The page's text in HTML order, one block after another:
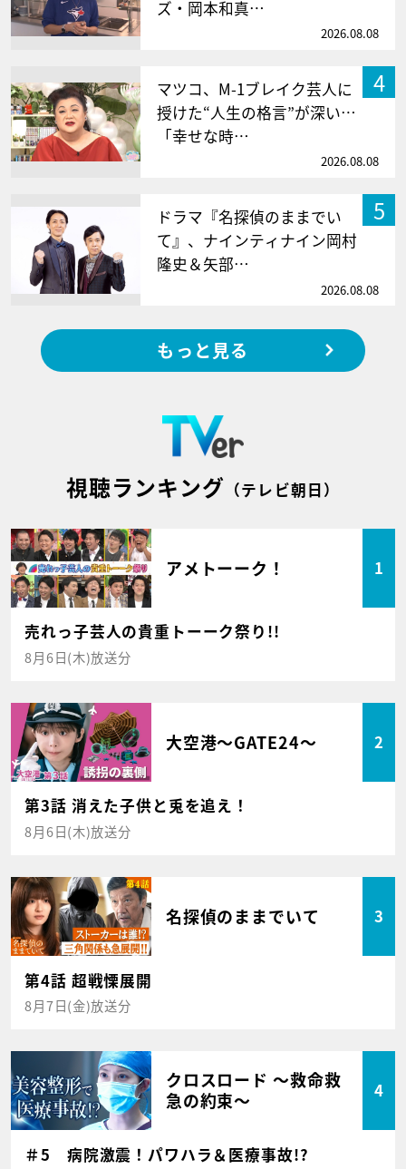
ズ・岡本和真…
2026.08.08
4
マツコ、M-1ブレイク芸人に
授けた“人生の格言”が深い…
「幸せな時…
2026.08.08
5
ドラマ『名探偵のままでい
て』、ナインティナイン岡村
隆史＆矢部…
2026.08.08
もっと見る
視聴ランキング （テレビ朝日）
アメトーーク！ 1
売れっ子芸人の貴重トーーク祭り!!
8月6日(木)放送分
大空港～GATE24～ 2
第3話 消えた子供と兎を追え！
8月6日(木)放送分
名探偵のままでいて 3
第4話 超戦慄展開
8月7日(金)放送分
クロスロード ～救命救
急の約束～
4
＃5 病院激震！パワハラ＆医療事故!?